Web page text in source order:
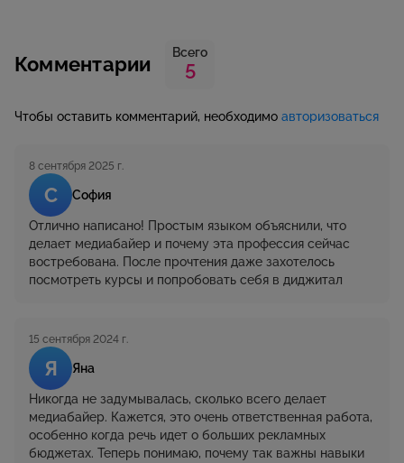
Комментарии Всего
5
Чтобы оставить комментарий, необходимо авторизоваться
С София
8 сентября 2025 г.
Отлично написано! Простым языком объяснили, что
делает медиабайер и почему эта профессия сейчас
востребована. После прочтения даже захотелось
посмотреть курсы и попробовать себя в диджитал
Я Яна
15 сентября 2024 г.
Никогда не задумывалась, сколько всего делает
медиабайер. Кажется, это очень ответственная работа,
особенно когда речь идет о больших рекламных
бюджетах. Теперь понимаю, почему так важны навыки